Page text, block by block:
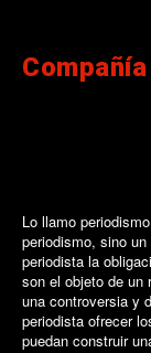
Compañía
Lo llamo
periodismo, sino
periodista la
son el objeto de un
una controversia y
periodista ofrecer
puedan construir